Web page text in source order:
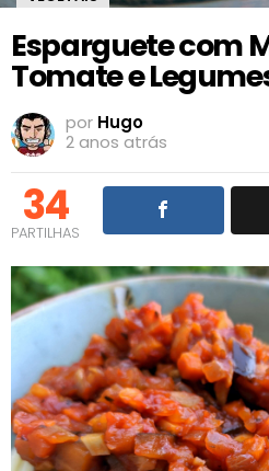
Esparguete com
Tomate e
por Hugo
2 anos atrás
34
PARTILHAS